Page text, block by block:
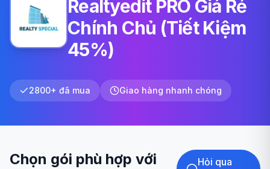
Realtyedit PRO Giá Rẻ
Chính Chủ (Tiết Kiệm
45%)
2800+ đã mua Giao hàng nhanh chóng
Chọn gói phù hợp với
Hỏi qua